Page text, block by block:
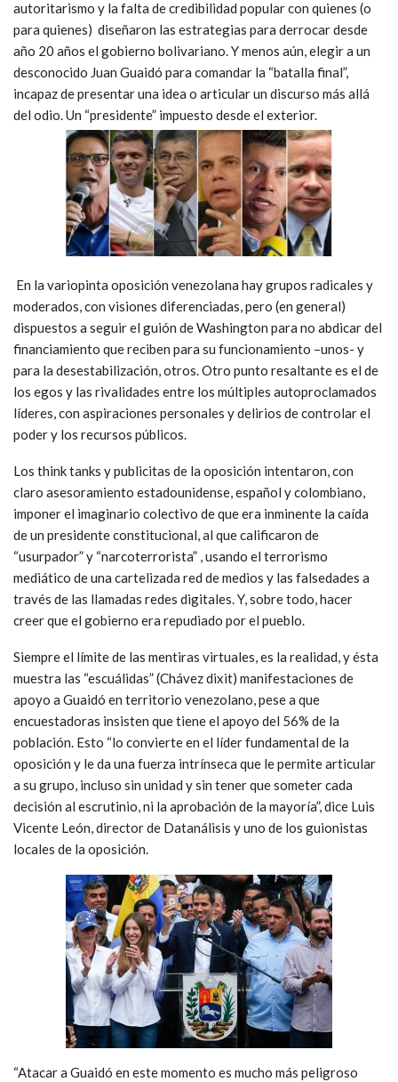
autoritarismo y la falta de credibilidad popular con quienes (o
para quienes) diseñaron las estrategias para derrocar desde
año 20 años el gobierno bolivariano. Y menos aún, elegir a un
desconocido Juan Guaidó para comandar la “batalla final”,
incapaz de presentar una idea o articular un discurso más allá
del odio. Un “presidente” impuesto desde el exterior.
En la variopinta oposición venezolana hay grupos radicales y
moderados, con visiones diferenciadas, pero (en general)
dispuestos a seguir el guión de Washington para no abdicar del
financiamiento que reciben para su funcionamiento –unos- y
para la desestabilización, otros. Otro punto resaltante es el de
los egos y las rivalidades entre los múltiples autoproclamados
líderes, con aspiraciones personales y delirios de controlar el
poder y los recursos públicos.
Los think tanks y publicitas de la oposición intentaron, con
claro asesoramiento estadounidense, español y colombiano,
imponer el imaginario colectivo de que era inminente la caída
de un presidente constitucional, al que calificaron de
“usurpador” y “narcoterrorista” , usando el terrorismo
mediático de una cartelizada red de medios y las falsedades a
través de las llamadas redes digitales. Y, sobre todo, hacer
creer que el gobierno era repudiado por el pueblo.
Siempre el límite de las mentiras virtuales, es la realidad, y ésta
muestra las “escuálidas” (Chávez dixit) manifestaciones de
apoyo a Guaidó en territorio venezolano, pese a que
encuestadoras insisten que tiene el apoyo del 56% de la
población. Esto “lo convierte en el líder fundamental de la
oposición y le da una fuerza intrínseca que le permite articular
a su grupo, incluso sin unidad y sin tener que someter cada
decisión al escrutinio, ni la aprobación de la mayoría”, dice Luis
Vicente León, director de Datanálisis y uno de los guionistas
locales de la oposición.
“Atacar a Guaidó en este momento es mucho más peligroso